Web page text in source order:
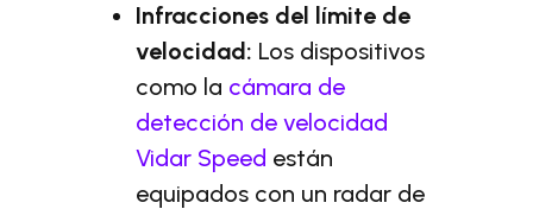
Infracciones del límite de
velocidad: Los dispositivos
como la cámara de
detección de velocidad
Vidar Speed están
equipados con un radar de